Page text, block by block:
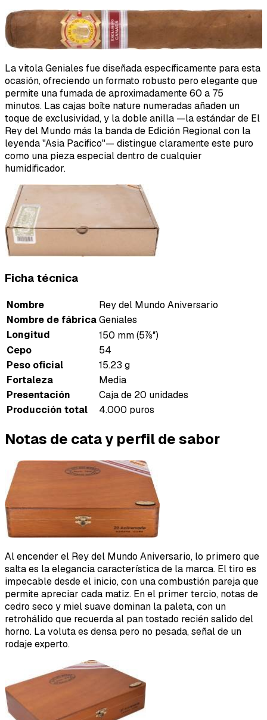
La vitola Geniales fue diseñada específicamente para esta
ocasión, ofreciendo un formato robusto pero elegante que
permite una fumada de aproximadamente 60 a 75
minutos. Las cajas boîte nature numeradas añaden un
toque de exclusividad, y la doble anilla —la estándar de El
Rey del Mundo más la banda de Edición Regional con la
leyenda "Asia Pacifico"— distingue claramente este puro
como una pieza especial dentro de cualquier
humidificador.
Ficha técnica
Nombre
Rey del Mundo Aniversario
Nombre de fábricaGeniales
Longitud
150 mm (5⅞″)
Cepo
54
Peso oficial
15.23 g
Fortaleza
Media
Presentación
Caja de 20 unidades
Producción total
4.000 puros
Notas de cata y perfil de sabor
Al encender el Rey del Mundo Aniversario, lo primero que
salta es la elegancia característica de la marca. El tiro es
impecable desde el inicio, con una combustión pareja que
permite apreciar cada matiz. En el primer tercio, notas de
cedro seco y miel suave dominan la paleta, con un
retrohálido que recuerda al pan tostado recién salido del
horno. La voluta es densa pero no pesada, señal de un
rodaje experto.